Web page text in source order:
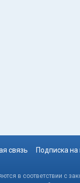
связь Подписка на
в соответствии с